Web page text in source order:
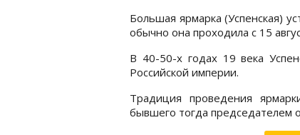
Большая ярмарка (Успенская)
обычно она проходила с 15
В 40-50-х годах 19 века
Российской империи.
Традиция проведения
бывшего тогда председателем